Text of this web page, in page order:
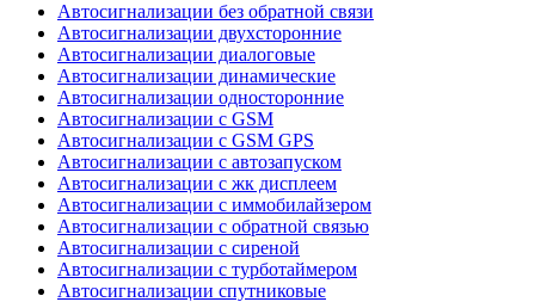
Автосигнализации без обратной связи
Автосигнализации двухсторонние
Автосигнализации диалоговые
Автосигнализации динамические
Автосигнализации односторонние
Автосигнализации с GSM
Автосигнализации с GSM GPS
Автосигнализации с автозапуском
Автосигнализации с жк дисплеем
Автосигнализации с иммобилайзером
Автосигнализации с обратной связью
Автосигнализации с сиреной
Автосигнализации с турботаймером
Автосигнализации спутниковые